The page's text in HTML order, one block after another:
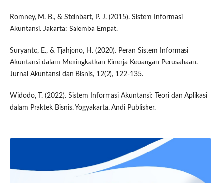
Romney, M. B., & Steinbart, P. J. (2015). Sistem Informasi
Akuntansi. Jakarta: Salemba Empat.
Suryanto, E., & Tjahjono, H. (2020). Peran Sistem Informasi
Akuntansi dalam Meningkatkan Kinerja Keuangan Perusahaan.
Jurnal Akuntansi dan Bisnis, 12(2), 122-135.
Widodo, T. (2022). Sistem Informasi Akuntansi: Teori dan Aplikasi
dalam Praktek Bisnis. Yogyakarta. Andi Publisher.